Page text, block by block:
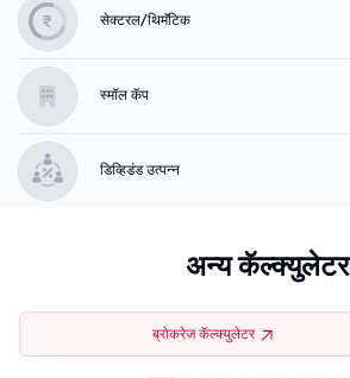
सेक्टरल/थिमॅटिक
स्मॉल कॅप
डिव्हिडंड उत्पन्न
अन्य कॅल्क्युलेटर
ब्रोकरेज कॅल्क्युलेटर